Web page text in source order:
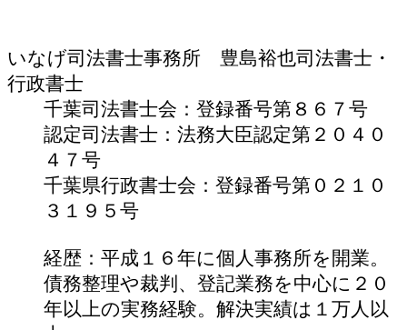
いなげ司法書士事務所 豊島裕也司法書士・
行政書士
千葉司法書士会：登録番号第８６７号
認定司法書士：法務大臣認定第２０４０
４７号
千葉県行政書士会：登録番号第０２１０
３１９５号
経歴：平成１６年に個人事務所を開業。
債務整理や裁判、登記業務を中心に２０
年以上の実務経験。解決実績は１万人以